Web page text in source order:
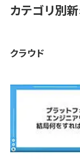
カテゴリ別
クラウド